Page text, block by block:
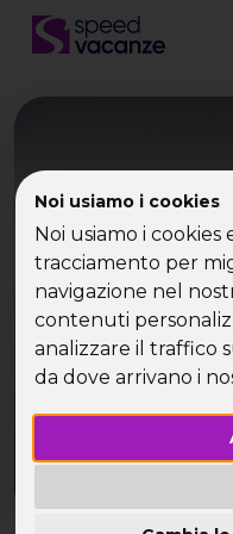
Noi usiamo i cookies
Noi usiamo i
tracciamento per
navigazione nel
contenuti
analizzare il traffico
da dove arrivano i
Viaggi